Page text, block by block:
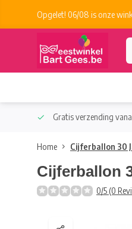
Opgelet! 06/08 is onze
Gratis verzending
Home Cijferballon 30
Cijferballon
0/5 (0